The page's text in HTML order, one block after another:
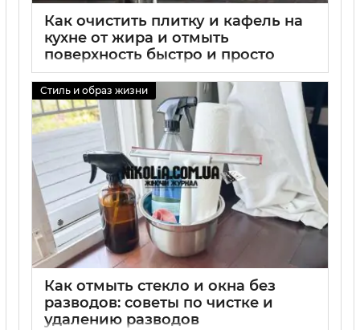
Как очистить плитку и кафель на
кухне от жира и отмыть
поверхность быстро и просто
Стиль и образ жизни
Как отмыть стекло и окна без
разводов: советы по чистке и
удалению разводов